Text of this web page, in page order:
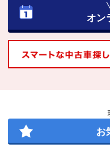
オン
お